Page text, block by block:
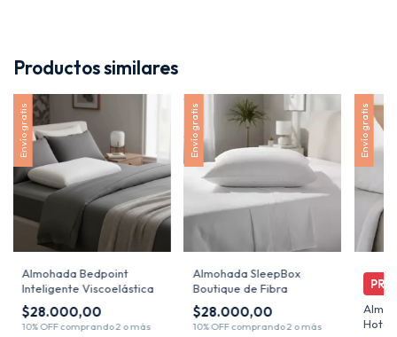
Productos similares
Envío gratis
Almohada Bedpoint
Inteligente Viscoelástica
$28.000,00
10% OFFcomprando 2 o más
Envío gratis
Almohada SleepBox
Boutique de Fibra
$28.000,00
10% OFFcomprando 2 o más
Envío gratis
Hotel